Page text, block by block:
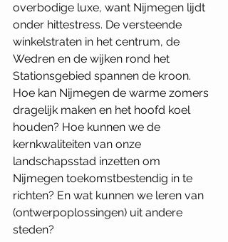
overbodige luxe, want Nijmegen lijdt
onder hittestress. De versteende
winkelstraten in het centrum, de
Wedren en de wijken rond het
Stationsgebied spannen de kroon.
Hoe kan Nijmegen de warme zomers
dragelijk maken en het hoofd koel
houden? Hoe kunnen we de
kernkwaliteiten van onze
landschapsstad inzetten om
Nijmegen toekomstbestendig in te
richten? En wat kunnen we leren van
(ontwerpoplossingen) uit andere
steden?